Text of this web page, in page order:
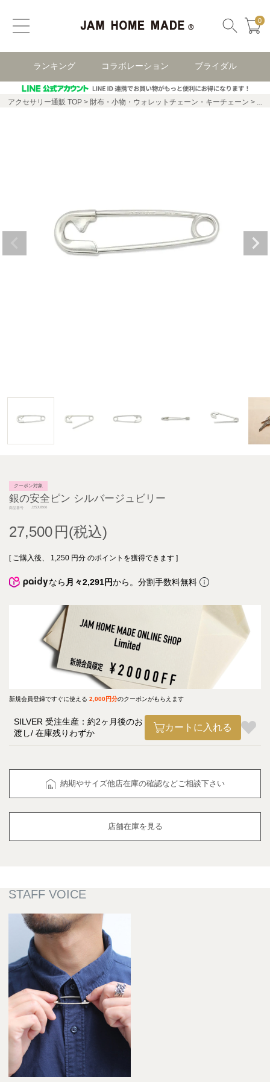
0
ランキング コラボレーション ブライダル
アクセサリー通販 TOP 財布・小物・ウォレットチェーン・キーチェーン 銀
クーポン対象
銀の安全ピン シルバージュビリー
商品番号 J25JUB06
27,500
[ ご購入後、 1,250 円分 のポイントを獲得できます ]
なら 月々2,291円から。分割手数料無料
新規会員登録ですぐに使える 2,000円分のクーポンがもらえます
SILVER 受注生産：約2ヶ月後のお
渡し
在庫残りわずか
カートに入れる
納期やサイズ他店在庫の確認などご相談下さい
店舗在庫を見る